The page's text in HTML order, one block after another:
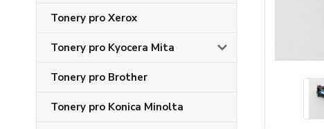
Tonery pro Xerox
Tonery pro Kyocera Mita
Tonery pro Brother
Tonery pro Konica Minolta